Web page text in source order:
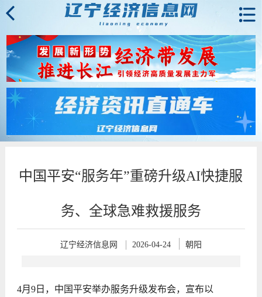
中国平安“服务年”重磅升级AI快捷服
务、全球急难救援服务
辽宁经济信息网 2026-04-24 朝阳
4月9日，中国平安举办服务升级发布会，宣布以